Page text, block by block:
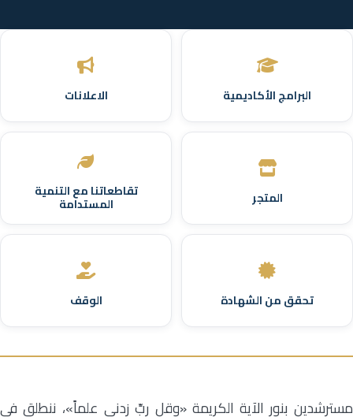
البرامج الأكاديمية الاعلانات
المتجر تقاطعاتنا مع التنمية
المستدامة
تحقق من الشهادة الوقف
مسترشدين بنور الآية الكريمة «وقل ربِّ زدني علماً»، ننطلق في